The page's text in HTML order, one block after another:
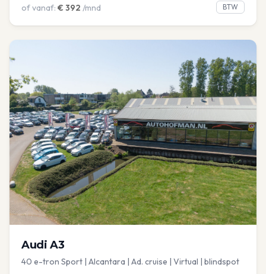
of vanaf: € 392 /mnd BTW
Audi A3
40 e-tron Sport | Alcantara | Ad. cruise | Virtual | blindspot